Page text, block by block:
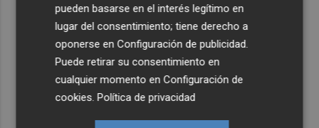
pueden basarse en el interés legítimo en
lugar del consentimiento; tiene derecho a
oponerse enConfiguración de publicidad.
Puede retirar su consentimiento en
cualquier momento enConfiguración de
cookies.Política de privacidad